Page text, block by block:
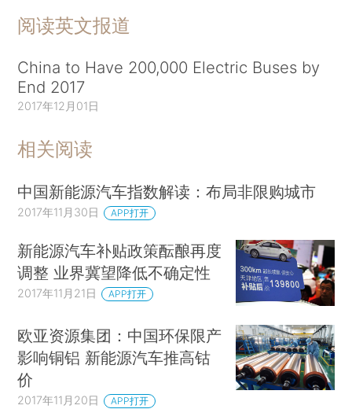
阅读英文报道
China to Have 200,000 Electric Buses by
End 2017
2017年12月01日
相关阅读
中国新能源汽车指数解读：布局非限购城市
2017年11月30日 APP打开
新能源汽车补贴政策酝酿再度
调整 业界冀望降低不确定性
2017年11月21日 APP打开
欧亚资源集团：中国环保限产
影响铜铝 新能源汽车推高钴
价
2017年11月20日 APP打开